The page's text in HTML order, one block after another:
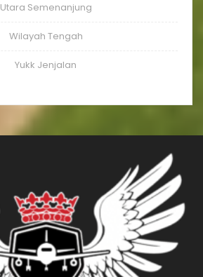
Utara Semenanjung
Wilayah Tengah
Yukk Jenjalan